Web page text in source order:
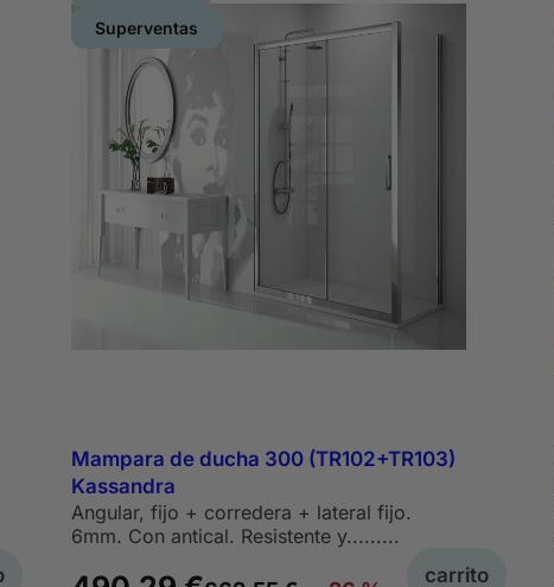
Superventas
Mampara de ducha 300 (TR102+TR103)
Kassandra
Angular, fijo + corredera + lateral fijo.
6mm. Con antical. Resistente y.........
carrito